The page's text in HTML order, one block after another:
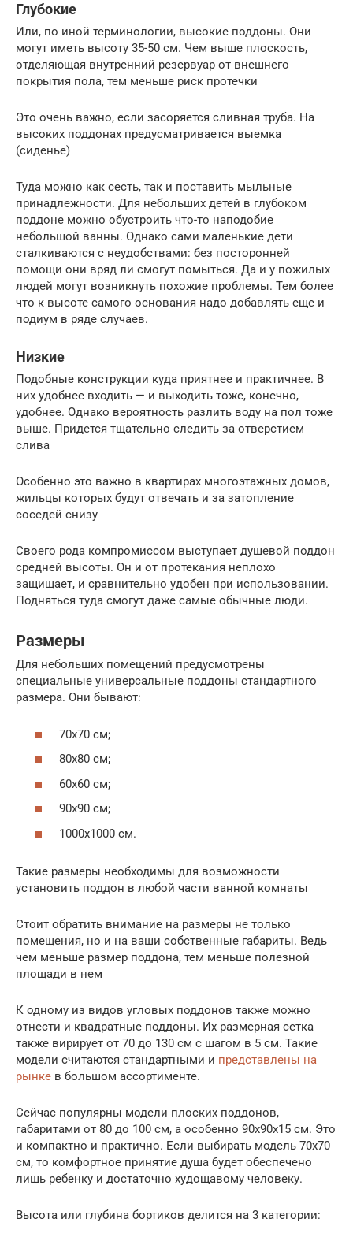
Глубокие
Или, по иной терминологии, высокие поддоны. Они
могут иметь высоту 35-50 см. Чем выше плоскость,
отделяющая внутренний резервуар от внешнего
покрытия пола, тем меньше риск протечки
Это очень важно, если засоряется сливная труба. На
высоких поддонах предусматривается выемка
(сиденье)
Туда можно как сесть, так и поставить мыльные
принадлежности. Для небольших детей в глубоком
поддоне можно обустроить что-то наподобие
небольшой ванны. Однако сами маленькие дети
сталкиваются с неудобствами: без посторонней
помощи они вряд ли смогут помыться. Да и у пожилых
людей могут возникнуть похожие проблемы. Тем более
что к высоте самого основания надо добавлять еще и
подиум в ряде случаев.
Низкие
Подобные конструкции куда приятнее и практичнее. В
них удобнее входить — и выходить тоже, конечно,
удобнее. Однако вероятность разлить воду на пол тоже
выше. Придется тщательно следить за отверстием
слива
Особенно это важно в квартирах многоэтажных домов,
жильцы которых будут отвечать и за затопление
соседей снизу
Своего рода компромиссом выступает душевой поддон
средней высоты. Он и от протекания неплохо
защищает, и сравнительно удобен при использовании.
Подняться туда смогут даже самые обычные люди.
Размеры
Для небольших помещений предусмотрены
специальные универсальные поддоны стандартного
размера. Они бывают:
70х70 см;
80х80 см;
60х60 см;
90х90 см;
1000х1000 см.
Такие размеры необходимы для возможности
установить поддон в любой части ванной комнаты
Стоит обратить внимание на размеры не только
помещения, но и на ваши собственные габариты. Ведь
чем меньше размер поддона, тем меньше полезной
площади в нем
К одному из видов угловых поддонов также можно
отнести и квадратные поддоны. Их размерная сетка
также вирирует от 70 до 130 см с шагом в 5 см. Такие
модели считаются стандартными и представлены на
рынке в большом ассортименте.
Сейчас популярны модели плоских поддонов,
габаритами от 80 до 100 см, а особенно 90х90х15 см. Это
и компактно и практично. Если выбирать модель 70х70
см, то комфортное принятие душа будет обеспечено
лишь ребенку и достаточно худощавому человеку.
Высота или глубина бортиков делится на 3 категории: